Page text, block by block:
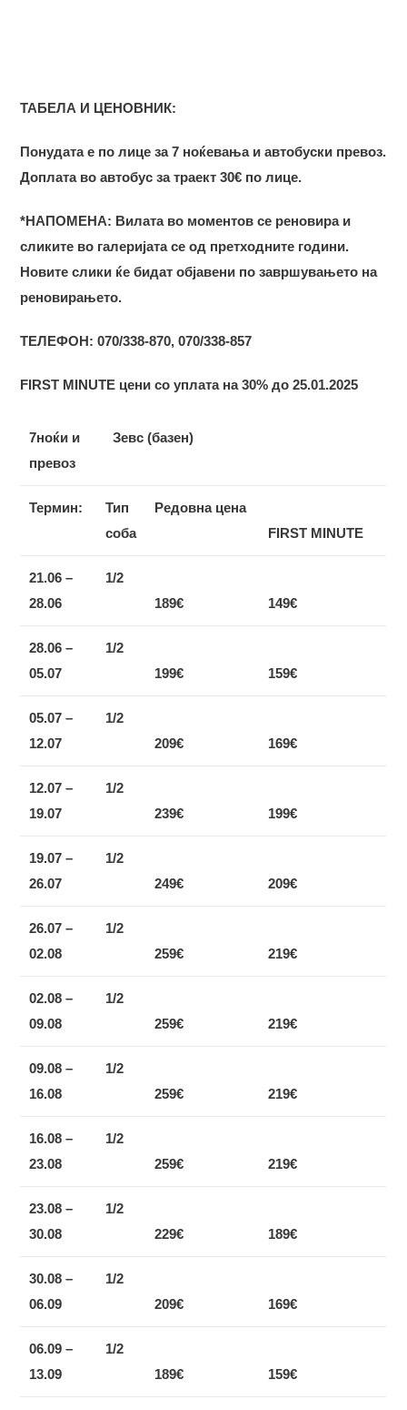
ТАБЕЛА И ЦЕНОВНИК:
Понудата е по лице за 7 ноќевања и автобуски превоз.
Доплата во автобус за траект 30€ по лице.
*НАПОМЕНА: Вилата во моментов се реновира и
сликите во галеријата се од претходните години.
Новите слики ќе бидат објавени по завршувањето на
реновирањето.
ТЕЛЕФОН: 070/338-870, 070/338-857
FIRST MINUTE цени со уплата на 30% до 25.01.2025
7ноќи и
превоз
Зевс (базен)
Термин:
Тип
соба
Редовна цена
FIRST MINUTE
21.06 –
28.06
1/2
189€ 149€
28.06 –
05.07
1/2
199€ 159€
05.07 –
12.07
1/2
209€ 169€
12.07 –
19.07
1/2
239€ 199€
19.07 –
26.07
1/2
249€ 209€
26.07 –
02.08
1/2
259€ 219€
02.08 –
09.08
1/2
259€ 219€
09.08 –
16.08
1/2
259€ 219€
16.08 –
23.08
1/2
259€ 219€
23.08 –
30.08
1/2
229€ 189€
30.08 –
06.09
1/2
209€ 169€
06.09 –
13.09
1/2
189€ 159€